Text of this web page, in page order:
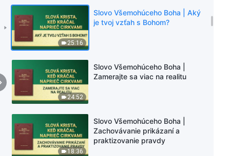
25:16
Slovo Všemohúceho Boha | Aký
je tvoj vzťah s Bohom?
24:52
Slovo Všemohúceho Boha |
Zamerajte sa viac na realitu
18:36
Slovo Všemohúceho Boha |
Zachovávanie prikázaní a
praktizovanie pravdy